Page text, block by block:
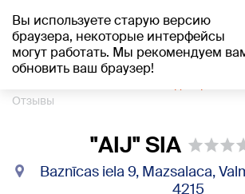
Вы используете старую версию
браузера, некоторые интерфейсы
могут работать. Мы рекомендуем
обновить ваш браузер!
+19°C
Отзывы
"AIJ" SIA
Baznīcas iela 9, Mazsalaca,
4215